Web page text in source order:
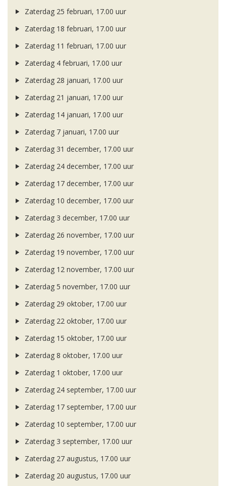
Zaterdag 25 februari, 17.00 uur
Zaterdag 18 februari, 17.00 uur
Zaterdag 11 februari, 17.00 uur
Zaterdag 4 februari, 17.00 uur
Zaterdag 28 januari, 17.00 uur
Zaterdag 21 januari, 17.00 uur
Zaterdag 14 januari, 17.00 uur
Zaterdag 7 januari, 17.00 uur
Zaterdag 31 december, 17.00 uur
Zaterdag 24 december, 17.00 uur
Zaterdag 17 december, 17.00 uur
Zaterdag 10 december, 17.00 uur
Zaterdag 3 december, 17.00 uur
Zaterdag 26 november, 17.00 uur
Zaterdag 19 november, 17.00 uur
Zaterdag 12 november, 17.00 uur
Zaterdag 5 november, 17.00 uur
Zaterdag 29 oktober, 17.00 uur
Zaterdag 22 oktober, 17.00 uur
Zaterdag 15 oktober, 17.00 uur
Zaterdag 8 oktober, 17.00 uur
Zaterdag 1 oktober, 17.00 uur
Zaterdag 24 september, 17.00 uur
Zaterdag 17 september, 17.00 uur
Zaterdag 10 september, 17.00 uur
Zaterdag 3 september, 17.00 uur
Zaterdag 27 augustus, 17.00 uur
Zaterdag 20 augustus, 17.00 uur